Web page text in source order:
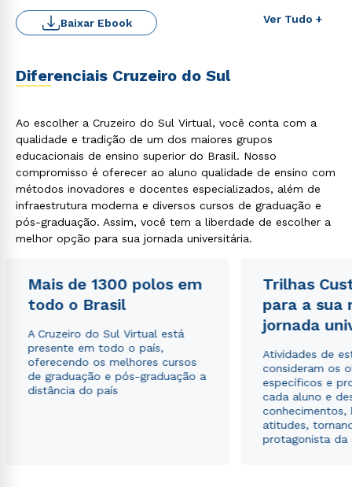
Ver Tudo +
Baixar Ebook
Diferenciais Cruzeiro do Sul
Ao escolher a Cruzeiro do Sul Virtual, você conta com a
qualidade e tradição de um dos maiores grupos
educacionais de ensino superior do Brasil. Nosso
compromisso é oferecer ao aluno qualidade de ensino com
métodos inovadores e docentes especializados, além de
infraestrutura moderna e diversos cursos de graduação e
pós-graduação. Assim, você tem a liberdade de escolher a
melhor opção para sua jornada universitária.
Mais de 1300 polos em
todo o Brasil
A Cruzeiro do Sul Virtual está
presente em todo o país,
oferecendo os melhores cursos
de graduação e pós-graduação a
distância do país
Trilhas
para a sua
jornada
Atividades de
consideram os
específicos e
cada aluno e
conhecimentos,
atitudes,
protagonista da